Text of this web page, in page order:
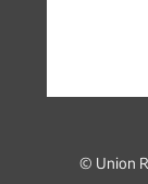
© Union